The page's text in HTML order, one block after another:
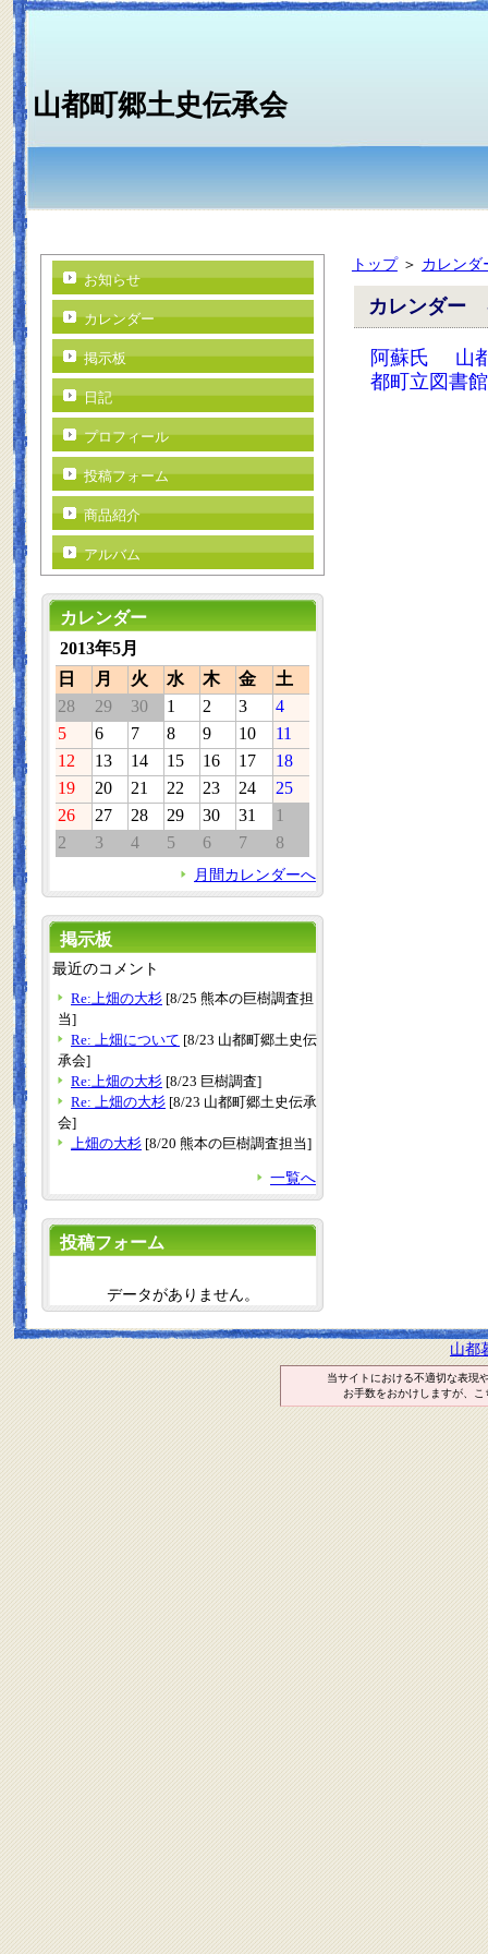
山都町郷土史伝承会
トップ＞ カレンダ
カレンダー
阿蘇氏
山
都町立図書館
お知らせ
カレンダー
掲示板
日記
プロフィール
投稿フォーム
商品紹介
アルバム
カレンダー
2013年5月
日
月 火 水 木 金
土
28
29 30 1 2 3
4
5
6 7 8 9 10
11
12
13 14 15 16 17
18
19
20 21 22 23 24
25
26
27 28 29 30 31
1
2
3 4 5 6 7 8
月間カレンダーへ
掲示板
最近のコメント
Re:上畑の大杉 [8/25 熊本の巨樹調査担
当]
Re: 上畑について [8/23 山都町郷土史伝
承会]
Re:上畑の大杉 [8/23 巨樹調査]
Re: 上畑の大杉 [8/23 山都町郷土史伝承
会]
上畑の大杉 [8/20 熊本の巨樹調査担当]
一覧へ
投稿フォーム
データがありません。
山都
当サイトにおける不適切な表現
お手数をおかけしますが、こ